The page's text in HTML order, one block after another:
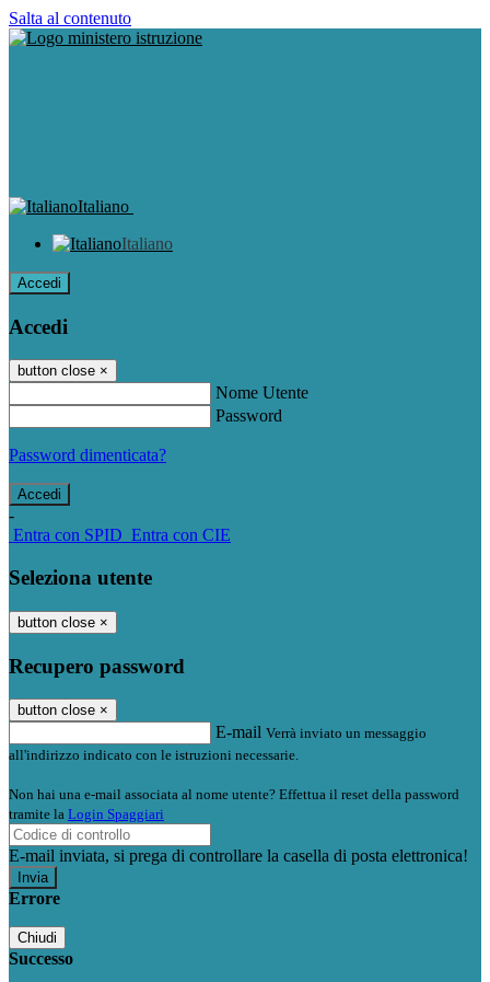
Salta al contenuto
Italiano
Italiano
Accedi
Accedi
button close ×
Nome Utente
Password
Password dimenticata?
-
Entra con SPID Entra con CIE
Seleziona utente
button close ×
Recupero password
button close ×
E-mail Verrà inviato un messaggio
all'indirizzo indicato con le istruzioni necessarie.
Non hai una e-mail associata al nome utente? Effettua il reset della password
tramite la Login Spaggiari
E-mail inviata, si prega di controllare la casella di posta elettronica!
Errore
Chiudi
Successo